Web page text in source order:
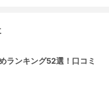
ランキング52選！口コミ